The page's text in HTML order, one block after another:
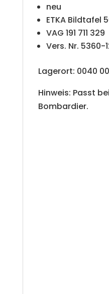
neu
ETKA Bildtafel
VAG 191 711 329
Vers. Nr. 5360-
Lagerort: 0040
Hinweis: Passt
Bombardier.